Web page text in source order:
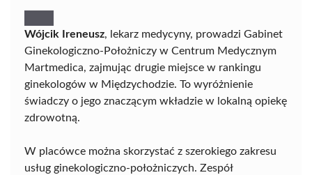
Wójcik Ireneusz, lekarz medycyny, prowadzi Gabinet
Ginekologiczno-Położniczy w Centrum Medycznym
Martmedica, zajmując drugie miejsce w rankingu
ginekologów w Międzychodzie. To wyróżnienie
świadczy o jego znaczącym wkładzie w lokalną opiekę
zdrowotną.
W placówce można skorzystać z szerokiego zakresu
usług ginekologiczno-położniczych. Zespół